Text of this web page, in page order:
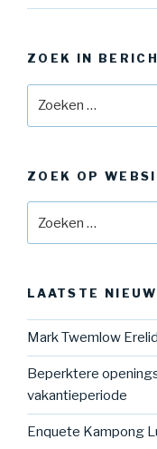
ZOEK IN
ZOEK OP
naar:
LAATSTE
Mark Twemlow
Beperktere
vakantieperiode
Enquete Kampong